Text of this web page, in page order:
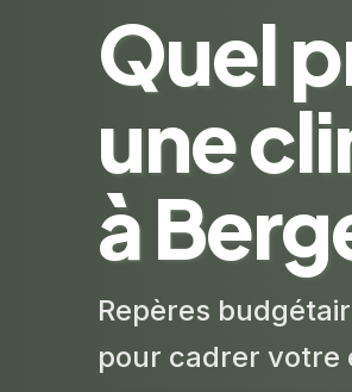
Quel
une
à
Repères
pour cadrer votre